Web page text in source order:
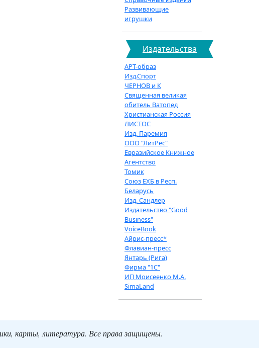
Развивающие
игрушки
Издательства
АРТ-образ
Изд.Спорт
ЧЕРНОВ и К
Священная великая
обитель Ватопед
Христианская Россия
ЛИСТОС
Изд. Паремия
ООО "ЛитРес"
Евразийское Книжное
Агентство
Томик
Союз ЕХБ в Респ.
Беларусь
Изд. Сандлер
Издательство "Good
Business"
VoiceBook
Айрис-пресс*
Флавиан-пресс
Янтарь (Рига)
Фирма "1С"
ИП Моисеенко М.А.
SimaLand
карты, литература. Все права защищены.